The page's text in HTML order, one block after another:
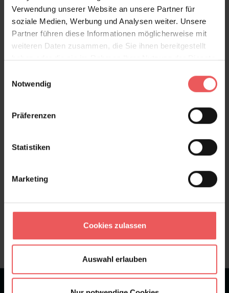
Verwendung unserer Website an unsere Partner für
soziale Medien, Werbung und Analysen weiter. Unsere
Partner führen diese Informationen möglicherweise mit
weiteren Daten zusammen, die Sie ihnen bereitgestellt
haben oder die sie im Rahmen Ihrer Nutzung der Dienste
Notwendig
Präferenzen
Statistiken
Marketing
Cookies zulassen
Auswahl erlauben
zeitloses Design, das dezent ins Auge fällt und sich
nahtlos in verschiedenste Einrichtungsstile integriert.
Produktdetails
FAQ
Sie haben Fragen zum Produkt?
Bei 1245 Bewertungen